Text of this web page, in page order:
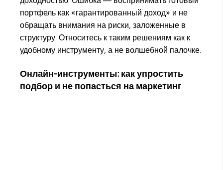
портфель как «гарантированный доход» и не
обращать внимания на риски, заложенные в
структуру. Относитесь к таким решениям как к
удобному инструменту, а не волшебной палочке.
Онлайн-инструменты: как упростить
подбор и не попасться на маркетинг